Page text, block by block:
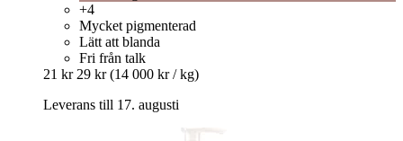
+4
Mycket pigmenterad
Lätt att blanda
Fri från talk
21 kr 29 kr (14 000 kr / kg)
Leverans till 17. augusti